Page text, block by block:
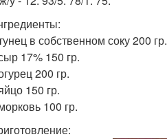
в собственном соку 200 гр.
17% 150 гр.
200 гр.
150 гр.
100 гр.